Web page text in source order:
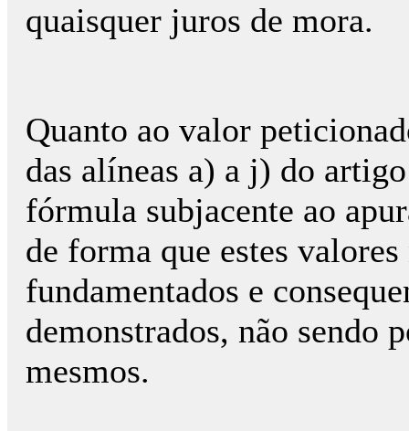
quaisquer juros de mora.
Quanto ao valor
das alíneas a) a j) do
fórmula subjacente ao
de forma que estes
fundamentados e
demonstrados, não sendo
mesmos.